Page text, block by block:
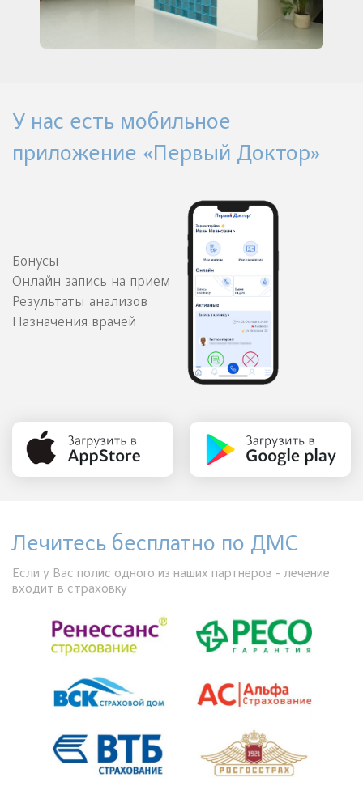
У нас есть мобильное
приложение «Первый Доктор»
Бонусы
Онлайн запись на прием
Результаты анализов
Назначения врачей
Лечитесь бесплатно по ДМС
Если у Вас полис одного из наших партнеров - лечение
входит в страховку